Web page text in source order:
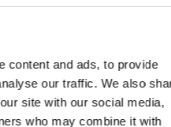
content and ads, to provide
our traffic. We also
site with our social media,
who may combine it with
portioner.
är svåra att hålla